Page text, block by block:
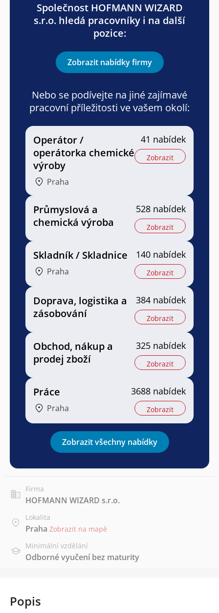
Společnost HOFMANN WIZARD
s.r.o. hledá pracovníky i na další
pozice:
Zobrazit nabídky firmy
Nebo se podívejte na jiné zajímavé
pracovní příležitosti ve vašem okolí:
Operátor /
operátorka chemické
výroby
Praha
41 nabídek
Zobrazit
Průmyslová a
chemická výroba
528 nabídek
Zobrazit
Skladník / Skladnice
Praha
140 nabídek
Zobrazit
Doprava, logistika a
zásobování
384 nabídek
Zobrazit
Obchod, nákup a
prodej zboží
325 nabídek
Zobrazit
Práce
Praha
3688 nabídek
Zobrazit
Zobrazit všechny nabídky
Firma
HOFMANN WIZARD s.r.o.
Lokalita
Praha Zobrazit na mapě
Minimální vzdělání
Odborné vyučení bez maturity
Popis